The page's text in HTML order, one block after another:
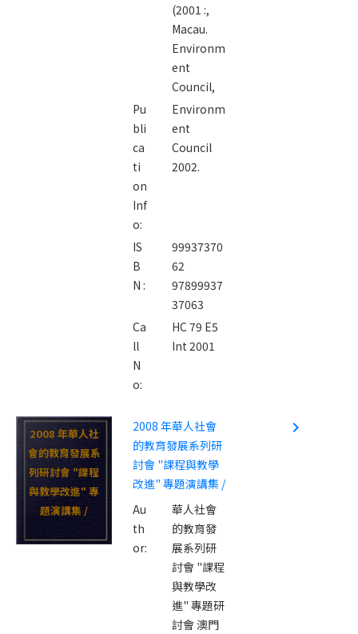
(2001 :,
Macau.
Environm
ent
Council,
Pu
bli
ca
ti
on
Inf
o:
Environm
ent
Council
2002.
IS
B
N :
99937370
62
97899937
37063
Ca
ll
N
o:
HC 79 E5
Int 2001
2008 年華人社
會的教育發展系
列研討會 "課程
與教學改進" 專
題演講集 /
2008 年華人社會
的教育發展系列研
討會 "課程與教學
改進" 專題演講集 /
Au
th
or:
華人社會
的教育發
展系列研
討會 "課程
與教學改
進" 專題研
討會 澳門
navigate_next